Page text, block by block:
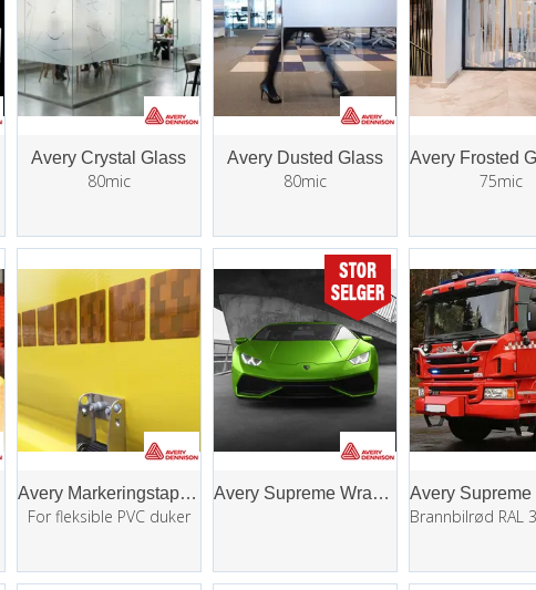
Avery Crystal Glass
80mic
Avery Dusted Glass
80mic 75mic
Avery Markeringstape V-6790
For fleksible PVC duker
Avery Supreme Wrapping Film (SWF)